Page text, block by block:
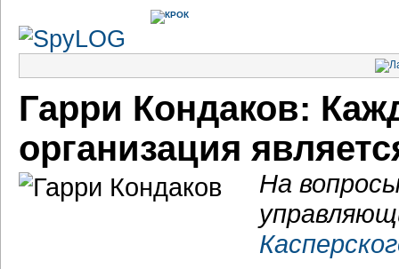
Гарри Кондаков:
организация
На